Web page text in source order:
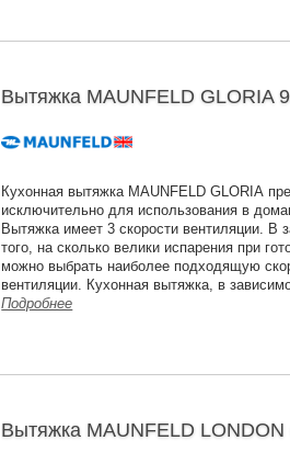
Вытяжка MAUNFELD GLORIA
Кухонная вытяжка MAUNFELD GLORIA
исключительно для использования в
Вытяжка имеет 3 скорости вентиляции. В
того, на сколько велики испарения при
можно выбрать наиболее подходящую
вентиляции. Кухонная вытяжка, в
Подробнее
Вытяжка MAUNFELD LONDON